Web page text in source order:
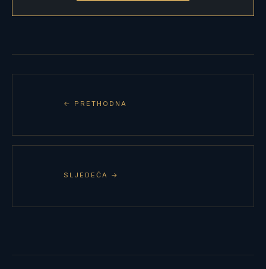
← PRETHODNA
SLJEDEĆA →